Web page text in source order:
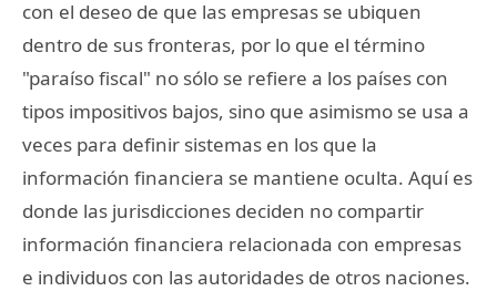
con el deseo de que las empresas se ubiquen
dentro de sus fronteras, por lo que el término
"paraíso fiscal" no sólo se refiere a los países con
tipos impositivos bajos, sino que asimismo se usa a
veces para definir sistemas en los que la
información financiera se mantiene oculta. Aquí es
donde las jurisdicciones deciden no compartir
información financiera relacionada con empresas
e individuos con las autoridades de otros naciones.